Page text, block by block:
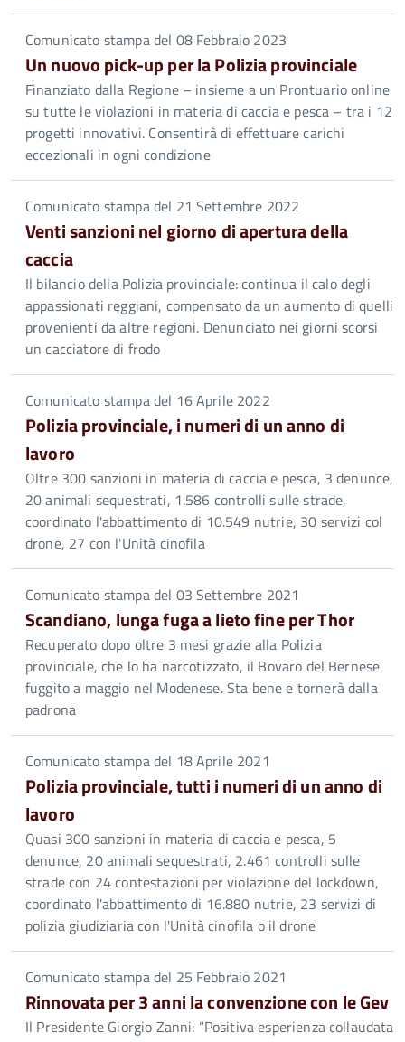
Comunicato stampa del 08 Febbraio 2023
Un nuovo pick-up per la Polizia provinciale
Finanziato dalla Regione – insieme a un Prontuario online
su tutte le violazioni in materia di caccia e pesca – tra i 12
progetti innovativi. Consentirà di effettuare carichi
eccezionali in ogni condizione
Comunicato stampa del 21 Settembre 2022
Venti sanzioni nel giorno di apertura della
caccia
Il bilancio della Polizia provinciale: continua il calo degli
appassionati reggiani, compensato da un aumento di quelli
provenienti da altre regioni. Denunciato nei giorni scorsi
un cacciatore di frodo
Comunicato stampa del 16 Aprile 2022
Polizia provinciale, i numeri di un anno di
lavoro
Oltre 300 sanzioni in materia di caccia e pesca, 3 denunce,
20 animali sequestrati, 1.586 controlli sulle strade,
coordinato l'abbattimento di 10.549 nutrie, 30 servizi col
drone, 27 con l'Unità cinofila
Comunicato stampa del 03 Settembre 2021
Scandiano, lunga fuga a lieto fine per Thor
Recuperato dopo oltre 3 mesi grazie alla Polizia
provinciale, che lo ha narcotizzato, il Bovaro del Bernese
fuggito a maggio nel Modenese. Sta bene e tornerà dalla
padrona
Comunicato stampa del 18 Aprile 2021
Polizia provinciale, tutti i numeri di un anno di
lavoro
Quasi 300 sanzioni in materia di caccia e pesca, 5
denunce, 20 animali sequestrati, 2.461 controlli sulle
strade con 24 contestazioni per violazione del lockdown,
coordinato l'abbattimento di 16.880 nutrie, 23 servizi di
polizia giudiziaria con l'Unità cinofila o il drone
Comunicato stampa del 25 Febbraio 2021
Rinnovata per 3 anni la convenzione con le Gev
Il Presidente Giorgio Zanni: “Positiva esperienza collaudata